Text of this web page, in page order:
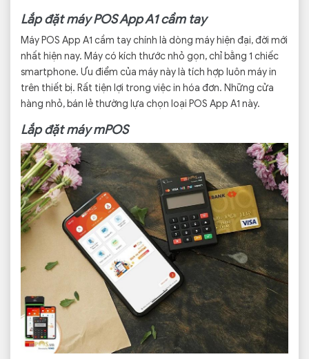
Lắp đặt máy POS App A1 cầm tay
Máy POS App A1 cầm tay chính là dòng máy hiện đại, đời mới
nhất hiện nay. Máy có kích thước nhỏ gọn, chỉ bằng 1 chiếc
smartphone. Ưu điểm của máy này là tích hợp luôn máy in
trên thiết bị. Rất tiện lợi trong việc in hóa đơn. Những cửa
hàng nhỏ, bán lẻ thường lựa chọn loại POS App A1 này.
Lắp đặt máy mPOS